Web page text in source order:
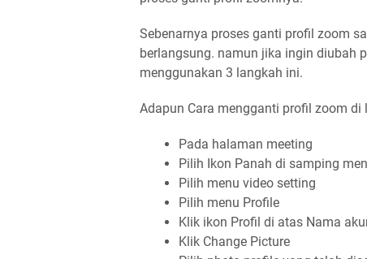
Sebenarnya proses ganti profil zoom
berlangsung. namun jika ingin diubah
menggunakan 3 langkah ini.
Adapun Cara mengganti profil zoom
Pada halaman meeting
Pilih Ikon Panah di samping
Pilih menu video setting
Pilih menu Profile
Klik ikon Profil di atas Nama
Klik Change Picture